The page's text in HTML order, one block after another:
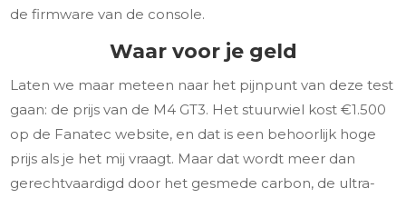
de firmware van de console.
Waar voor je geld
Laten we maar meteen naar het pijnpunt van deze test
gaan: de prijs van de M4 GT3. Het stuurwiel kost €1.500
op de Fanatec website, en dat is een behoorlijk hoge
prijs als je het mij vraagt. Maar dat wordt meer dan
gerechtvaardigd door het gesmede carbon, de ultra-